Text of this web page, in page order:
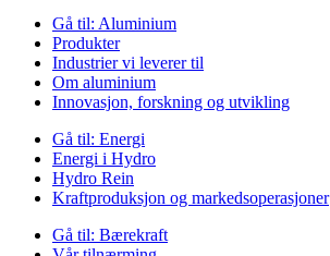
Gå til: Aluminium
Produkter
Industrier vi leverer til
Om aluminium
Innovasjon, forskning og utvikling
Gå til: Energi
Energi i Hydro
Hydro Rein
Kraftproduksjon og markedsoperasjoner
Gå til: Bærekraft